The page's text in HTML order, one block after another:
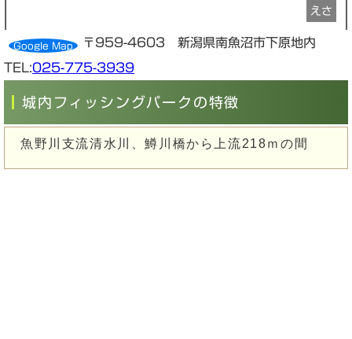
えさ
Google Map
〒959-4603 新潟県南魚沼市下原地内
TEL:025-775-3939
城内フィッシングパークの特徴
魚野川支流清水川、鱒川橋から上流218ｍの間